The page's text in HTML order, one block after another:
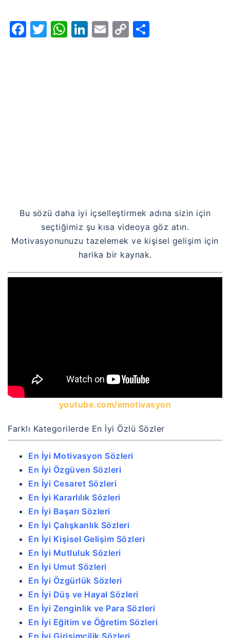
Facebook
Twitter
WhatsApp
LinkedIn
Email
Copy
Bu sözü daha iyi içselleştirmek adına sizin için
seçtiğimiz şu kısa videoya göz atın.
Motivasyonunuzu tazelemek ve kişisel gelişim için
harika bir kaynak.
youtube.com/emotivasyon
Farklı Kategorilerde En İyi Özlü Sözler
En İyi Motivasyon Sözleri
En İyi Özgüven Sözleri
En İyi Cesaret Sözleri
En İyi Kararlılık Sözleri
En İyi Başarı Sözleri
En İyi Çalışkanlık Sözleri
En İyi Kişisel Gelişim Sözleri
En İyi Mutluluk Sözleri
En İyi Umut Sözleri
En İyi Özgürlük Sözleri
En İyi Düş ve Hayal Sözleri
En İyi Zenginlik ve Para Sözleri
En İyi Eğitim ve Öğretim Sözleri
En İyi Girişimcilik Sözleri